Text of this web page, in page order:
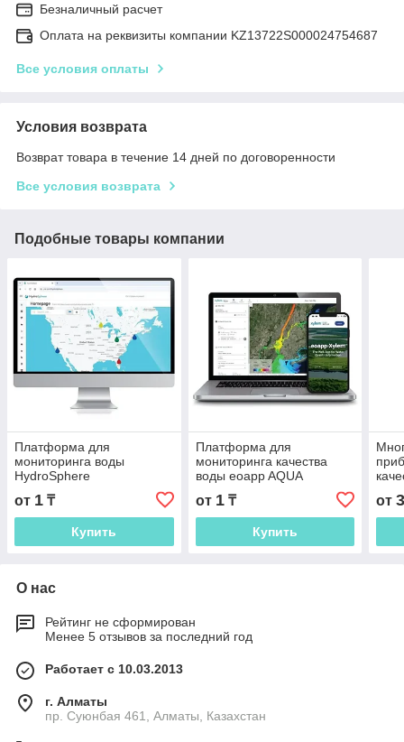
Безналичный расчет
Оплата на реквизиты компании KZ13722S000024754687
Все условия оплаты
Условия возврата
Возврат товара в течение 14 дней по договоренности
Все условия возврата
Подобные товары компании
Платформа для
мониторинга воды
HydroSphere
от 1 ₸
Купить
Платформа для
мониторинга качества
воды eoapp AQUA
от 1₸
Купить
от
О нас
Рейтинг не сформирован
Менее 5 отзывов за последний год
Работает с 10.03.2013
г. Алматы
пр. Суюнбая 461, Алматы, Казахстан